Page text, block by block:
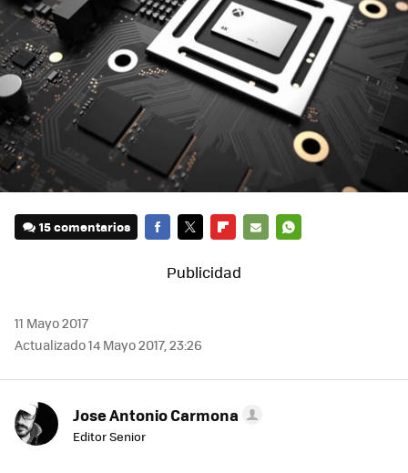
15 comentarios
11 Mayo 2017
Actualizado 14 Mayo 2017, 23:26
Jose Antonio Carmona
Editor Senior